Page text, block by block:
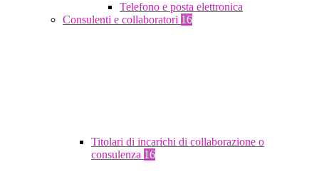
Telefono e posta elettronica
Consulenti e collaboratori 16
Titolari di incarichi di collaborazione o
consulenza 16